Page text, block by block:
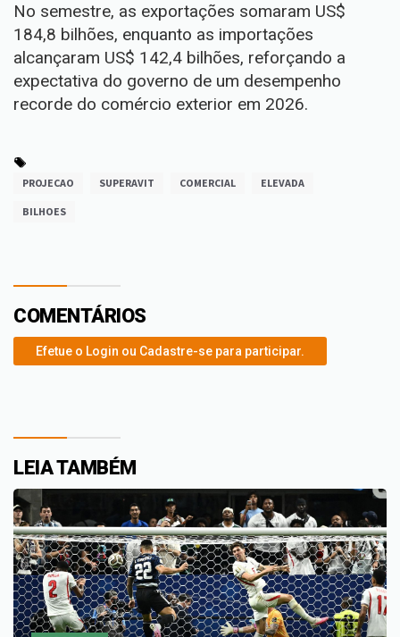
No semestre, as exportações somaram US$
184,8 bilhões, enquanto as importações
alcançaram US$ 142,4 bilhões, reforçando a
expectativa do governo de um desempenho
recorde do comércio exterior em 2026.
PROJECAO SUPERAVIT COMERCIAL ELEVADA
BILHOES
COMENTÁRIOS
Efetue o Login ou Cadastre-se para participar.
LEIA TAMBÉM